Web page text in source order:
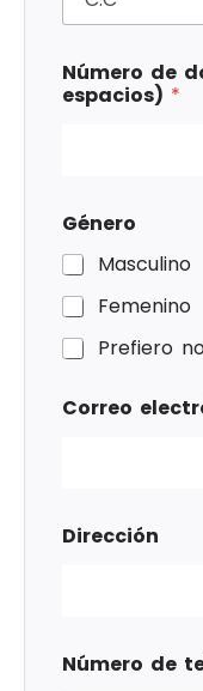
Número de
espacios) *
Género
Masculino
Femenino
Prefiero
Correo
Dirección
Número de